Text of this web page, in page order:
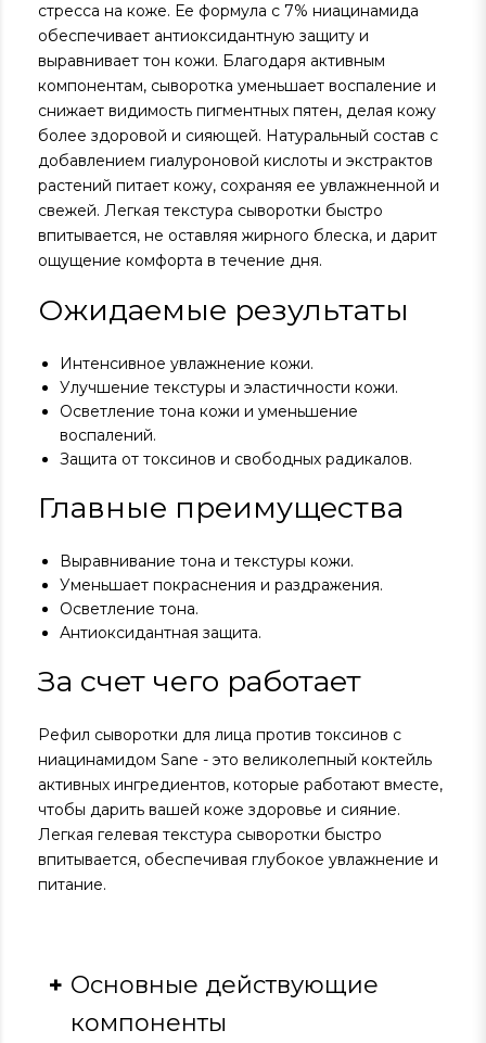
стресса на коже. Ее формула с 7% ниацинамида
обеспечивает антиоксидантную защиту и
выравнивает тон кожи. Благодаря активным
компонентам, сыворотка уменьшает воспаление и
снижает видимость пигментных пятен, делая кожу
более здоровой и сияющей. Натуральный состав с
добавлением гиалуроновой кислоты и экстрактов
растений питает кожу, сохраняя ее увлажненной и
свежей. Легкая текстура сыворотки быстро
впитывается, не оставляя жирного блеска, и дарит
ощущение комфорта в течение дня.
Ожидаемые результаты
Интенсивное увлажнение кожи.
Улучшение текстуры и эластичности кожи.
Осветление тона кожи и уменьшение
воспалений.
Защита от токсинов и свободных радикалов.
Главные преимущества
Выравнивание тона и текстуры кожи.
Уменьшает покраснения и раздражения.
Осветление тона.
Антиоксидантная защита.
За счет чего работает
Рефил сыворотки для лица против токсинов с
ниацинамидом Sane - это великолепный коктейль
активных ингредиентов, которые работают вместе,
чтобы дарить вашей коже здоровье и сияние.
Легкая гелевая текстура сыворотки быстро
впитывается, обеспечивая глубокое увлажнение и
питание.
Основные действующие
компоненты